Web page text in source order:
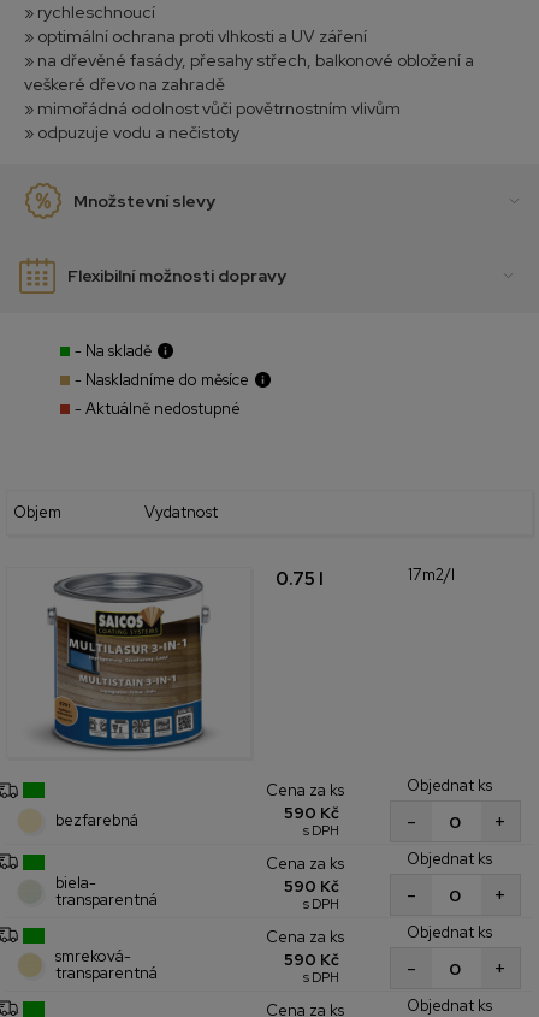
» rychleschnoucí
» optimální ochrana proti vlhkosti a UV záření
» na dřevěné fasády, přesahy střech, balkonové obložení a
veškeré dřevo na zahradě
» mimořádná odolnost vůči povětrnostním vlivům
» odpuzuje vodu a nečistoty
Množstevní slevy
Flexibilní možnosti dopravy
- Na skladě
- Naskladníme do měsíce
- Aktuálně nedostupné
Objem Vydatnost
0.75 l 17m2/l
bezfarebná
Cena za ks
590 Kč
s DPH
Objednat ks
+
-
biela-
transparentná
Cena za ks
590 Kč
s DPH
Objednat ks
+
-
smreková-
transparentná
Cena za ks
590 Kč
s DPH
Objednat ks
+
-
Cena za ks Objednat ks